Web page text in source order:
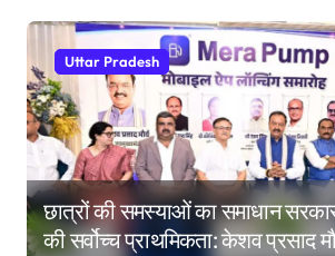
Uttar Pradesh
छात्रों की समस्याओं का समाधान
की सर्वोच्च प्राथमिकता: केशव प्रसाद